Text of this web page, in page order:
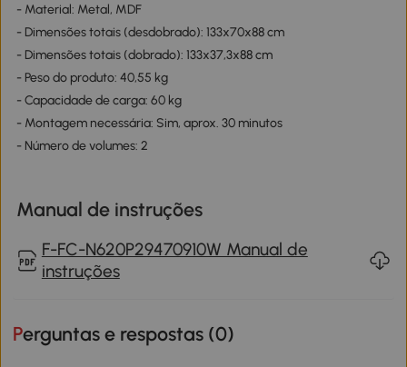
- Material: Metal, MDF
- Dimensões totais (desdobrado): 133x70x88 cm
- Dimensões totais (dobrado): 133x37,3x88 cm
- Peso do produto: 40,55 kg
- Capacidade de carga: 60 kg
- Montagem necessária: Sim, aprox. 30 minutos
- Número de volumes: 2
Manual de instruções
F-FC-N620P29470910W Manual de
instruções
Perguntas e respostas (0)